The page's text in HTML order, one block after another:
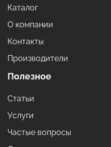
Каталог
О компании
Контакты
Производители
Полезное
Статьи
Услуги
Частые вопросы